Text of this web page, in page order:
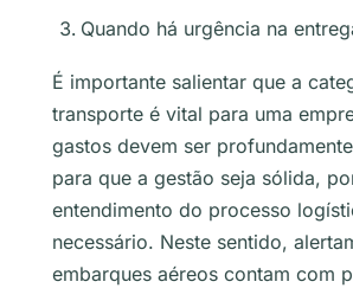
Quando há urgência na
É importante salientar que a
transporte é vital para uma
gastos devem ser
para que a gestão seja sólida,
entendimento do processo
necessário. Neste sentido,
embarques aéreos contam com